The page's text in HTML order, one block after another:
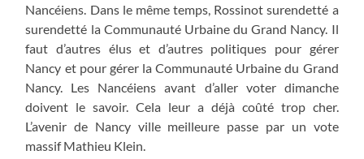
Nancéiens. Dans le même temps, Rossinot surendetté a
surendetté la Communauté Urbaine du Grand Nancy. Il
faut d’autres élus et d’autres politiques pour gérer
Nancy et pour gérer la Communauté Urbaine du Grand
Nancy. Les Nancéiens avant d’aller voter dimanche
doivent le savoir. Cela leur a déjà coûté trop cher.
L’avenir de Nancy ville meilleure passe par un vote
massif Mathieu Klein.